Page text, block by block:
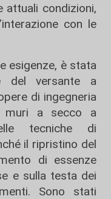
attuali condizioni,
con le
esigenze, è stata
del versante a
di ingegneria
muri a secco a
tecniche di
il ripristino del
di essenze
e sulla testa dei
Sono stati